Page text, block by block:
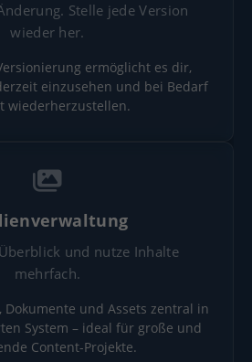
Stelle jede Version
wieder her.
ermöglicht es dir,
einzusehen und bei Bedarf
wiederherzustellen.
und nutze Inhalte
mehrfach.
Dokumente und Assets zentral in
System – ideal für große und
Content-Projekte.